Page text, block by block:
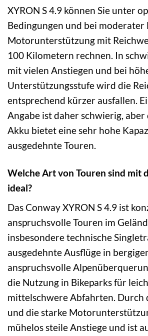
XYRON S 4.9 können Sie unter
Bedingungen und bei moderater
Motorunterstützung mit
100 Kilometern rechnen. In
mit vielen Anstiegen und bei
Unterstützungsstufe wird die
entsprechend kürzer ausfallen.
Angabe ist daher schwierig,
Akku bietet eine sehr hohe
ausgedehnte Touren.
Welche Art von Touren sind mit
ideal?
Das Conway XYRON S 4.9 ist
anspruchsvolle Touren im
insbesondere technische
ausgedehnte Ausflüge in
anspruchsvolle
die Nutzung in Bikeparks für
mittelschwere Abfahrten. Durch
und die starke
mühelos steile Anstiege und ist